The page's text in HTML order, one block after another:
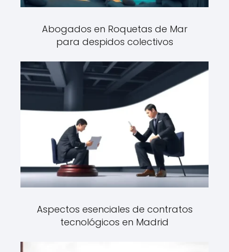
Abogados en Roquetas de Mar
para despidos colectivos
Aspectos esenciales de contratos
tecnológicos en Madrid